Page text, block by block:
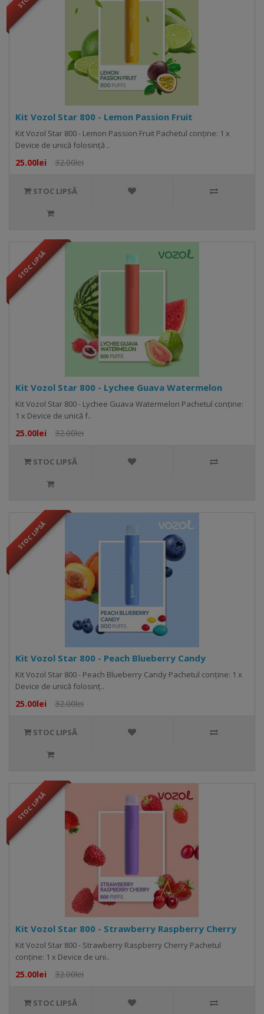
Kit Vozol Star 800 - Lemon Passion Fruit
Kit Vozol Star 800 - Lemon Passion Fruit Pachetul conține: 1 x
Device de unică folosință ..
25.00lei 32.00lei
STOC LIPSĂ
STOC LIPSĂ
Kit Vozol Star 800 - Lychee Guava Watermelon
Kit Vozol Star 800 - Lychee Guava Watermelon Pachetul conține:
1 x Device de unică f..
25.00lei 32.00lei
STOC LIPSĂ
STOC LIPSĂ
Kit Vozol Star 800 - Peach Blueberry Candy
Kit Vozol Star 800 - Peach Blueberry Candy Pachetul conține: 1 x
Device de unică folosinț..
25.00lei 32.00lei
STOC LIPSĂ
STOC LIPSĂ
Kit Vozol Star 800 - Strawberry Raspberry Cherry
Kit Vozol Star 800 - Strawberry Raspberry Cherry Pachetul
conține: 1 x Device de uni..
25.00lei 32.00lei
STOC LIPSĂ